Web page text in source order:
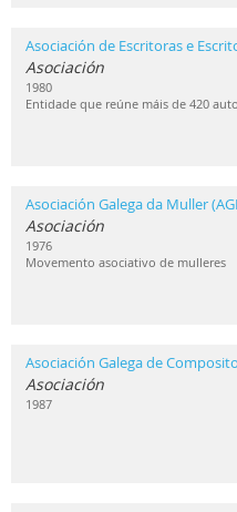
Asociación de Escritoras e
Asociación
1980
Entidade que reúne máis de 420
Asociación Galega da Muller
Asociación
1976
Movemento asociativo de mulleres
Asociación Galega de
Asociación
1987